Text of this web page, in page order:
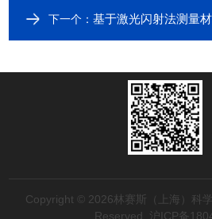
下一个：基于激光闪射法测量材料
Copyright © 2026林赛斯（上海）科
Reserved
沪ICP备